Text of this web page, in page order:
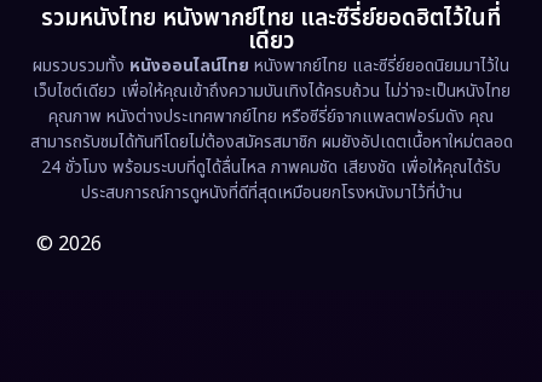
Family ครอบครัว (369)
Fantasy จินตนาการ (331)
Fiction (9)
Film (57)
Gothic
รวมหนังไทย หนังพากย์ไทย และซีรี่ย์ยอดฮิตไว้ในที่
เดียว
ผมรวบรวมทั้ง หนังออนไลน์ไทย หนังพากย์ไทย และซีรี่ย์ยอดนิยมมาไว้ใน
เว็บไซต์เดียว เพื่อให้คุณเข้าถึงความบันเทิงได้ครบถ้วน ไม่ว่าจะเป็นหนังไทย
คุณภาพ หนังต่างประเทศพากย์ไทย หรือซีรี่ย์จากแพลตฟอร์มดัง คุณ
สามารถรับชมได้ทันทีโดยไม่ต้องสมัครสมาชิก ผมยังอัปเดตเนื้อหาใหม่ตลอด
24 ชั่วโมง พร้อมระบบที่ดูได้ลื่นไหล ภาพคมชัด เสียงชัด เพื่อให้คุณได้รับ
ประสบการณ์การดูหนังที่ดีที่สุดเหมือนยกโรงหนังมาไว้ที่บ้าน
© 2026